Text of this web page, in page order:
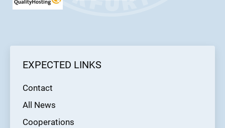
EXPECTED LINKS
Contact
All News
Cooperations